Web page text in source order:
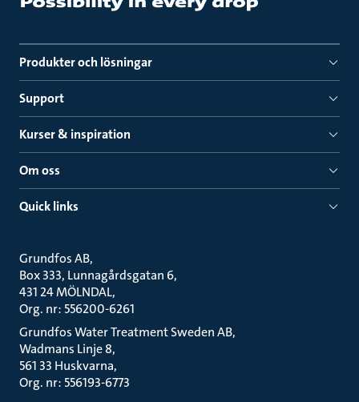
Produkter och lösningar
Support
Kurser & inspiration
Om oss
Quick links
Grundfos AB
Box 333, Lunnagårdsgatan 6
431 24 MÖLNDAL
Org. nr: 556200-6261
Grundfos Water Treatment Sweden AB
Wadmans Linje 8
561 33 Huskvarna
Org. nr: 556193-6773